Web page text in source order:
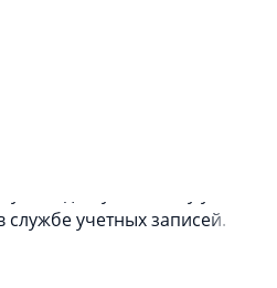
службе учетных записей.